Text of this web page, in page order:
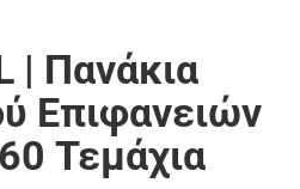
| Πανάκια
Επιφανειών
Τεμάχια